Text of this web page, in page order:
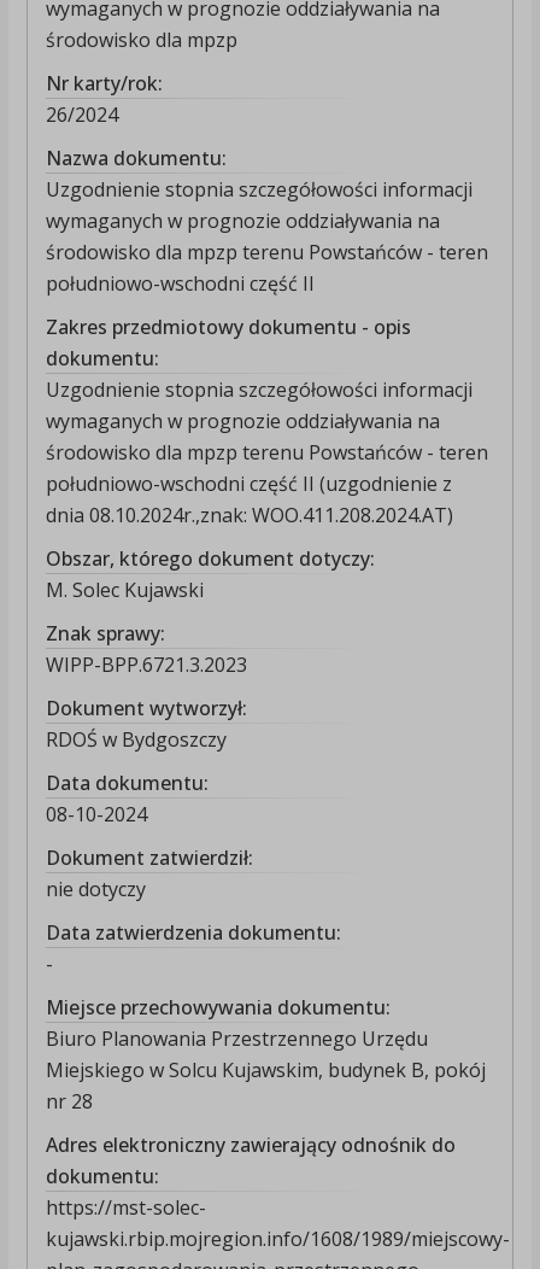
wymaganych w prognozie oddziaływania na
środowisko dla mpzp
Nr karty/rok:
26/2024
Nazwa dokumentu:
Uzgodnienie stopnia szczegółowości informacji
wymaganych w prognozie oddziaływania na
środowisko dla mpzp terenu Powstańców - teren
południowo-wschodni część II
Zakres przedmiotowy dokumentu - opis
dokumentu:
Uzgodnienie stopnia szczegółowości informacji
wymaganych w prognozie oddziaływania na
środowisko dla mpzp terenu Powstańców - teren
południowo-wschodni część II (uzgodnienie z
dnia 08.10.2024r.,znak: WOO.411.208.2024.AT)
Obszar, którego dokument dotyczy:
M. Solec Kujawski
Znak sprawy:
WIPP-BPP.6721.3.2023
Dokument wytworzył:
RDOŚ w Bydgoszczy
Data dokumentu:
08-10-2024
Dokument zatwierdził:
nie dotyczy
Data zatwierdzenia dokumentu:
-
Miejsce przechowywania dokumentu:
Biuro Planowania Przestrzennego Urzędu
Miejskiego w Solcu Kujawskim, budynek B, pokój
nr 28
Adres elektroniczny zawierający odnośnik do
dokumentu:
https://mst-solec-
kujawski.rbip.mojregion.info/1608/1989/miejscowy-